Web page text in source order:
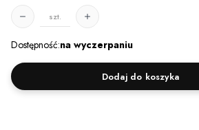
szt.
Dostępność:na wyczerpaniu
Dodaj do koszyka